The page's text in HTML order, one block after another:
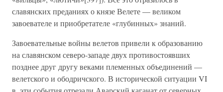
славянских преданиях о князе Велете — великом
завоевателе и приобретателе «глубинных» знаний.
Завоевательные войны велетов привели к образованию
на славянском северо-западе двух противостоявших
позднее друг другу веками племенных объединений —
велетского и ободричского. В исторической ситуации VI